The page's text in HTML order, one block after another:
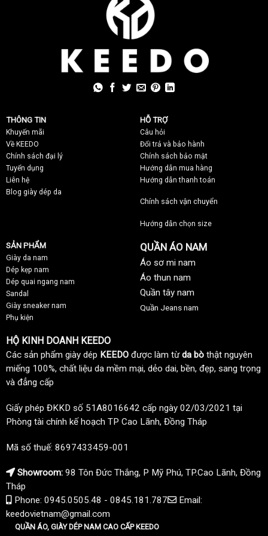
THÔNG TIN
Khuyến mãi
Về KEEDO
Chính sách đại lý
Tuyển dụng
Liên hệ
Blog giày dép da
HỖ TRỢ
Câu hỏi
Đổi trả và bảo hành
Chính sách bảo mật
Hướng dẫn mua hàng
Hướng dẫn thanh toán
Chính sách vận chuyển
Hướng dẫn chọn size
SẢN PHẨM
Giày da nam
Dép kẹp nam
Dép quai ngang nam
Sandal
Giày sneaker nam
Phụ kiện
QUẦN ÁO NAM
Áo sơ mi nam
Áo thun nam
Quần tây nam
Quần Jeans nam
HỘ KINH DOANH KEEDO
Các sản phẩm giày dép KEEDO được làm từda bò thật nguyên
miếng 100%, chất liệu da mềm mại, dẻo dai, bền, đẹp, sang trọng
và đẳng cấp
Giấy phép ĐKKD số 51A8016642 cấp ngày 02/03/2021 tại
Phòng tài chính kế hoạch TP Cao Lãnh, Đồng Tháp
Mã số thuế: 8697433459-001
Showroom: 98 Tôn Đức Thắng, P Mỹ Phú, TP.Cao Lãnh, Đồng
Tháp
Phone: 0945.0505.48 - 0845.181.787
Email:
keedovietnam@gmail.com
QUẦN ÁO, GIÀY DÉP NAM CAO CẤP KEEDO